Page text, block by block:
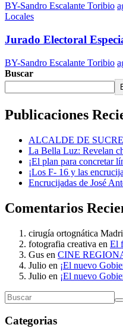
BY-Sandro Escalante Toribio
Locales
Jurado Electoral
BY-Sandro Escalante Toribio
Buscar
Publicaciones
ALCALDE DE
La Bella Luz: Revelan
¡El plan para concretar
¡Los F- 16 y las
Encrucijadas de José
Comentarios
cirugía ortognática
fotografia creativa en El
Gus en CINE
Julio en ¡El nuevo
Julio en ¡El nuevo
Categorias